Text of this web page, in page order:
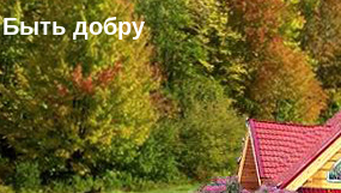
Быть добру